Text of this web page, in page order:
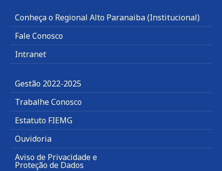
Conheça o Regional Alto Paranaiba (Institucional)
Fale Conosco
Intranet
Gestão 2022-2025
Trabalhe Conosco
Estatuto FIEMG
Ouvidoria
Aviso de Privacidade e
Proteção de Dados